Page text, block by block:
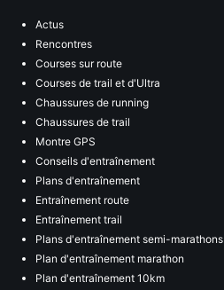
Actus
Rencontres
Courses sur route
Courses de trail et d'Ultra
Chaussures de running
Chaussures de trail
Montre GPS
Conseils d'entraînement
Plans d'entraînement
Entraînement route
Entraînement trail
Plans d'entraînement semi-marathons
Plan d'entraînement marathon
Plan d'entraînement 10km